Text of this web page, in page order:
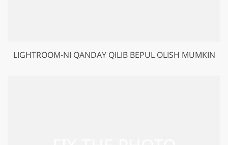
LIGHTROOM-NI QANDAY QILIB BEPUL OLISH MUMKIN